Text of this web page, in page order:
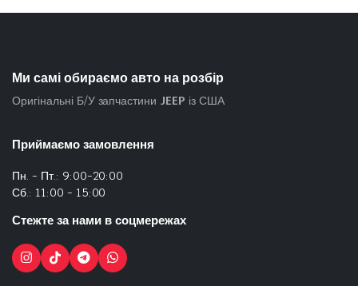
Ми самі обираємо авто на розбір
Оригінальні Б/У запчастини JEEP із США
Приймаємо замовлення
Пн. - Пт.: 9:00-20:00
Сб.: 11:00 - 15:00
Стежте за нами в соцмережах